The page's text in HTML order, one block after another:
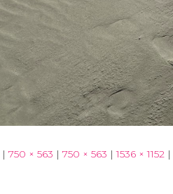
| 750 × 563 | 750 × 563 | 1536 × 1152 |